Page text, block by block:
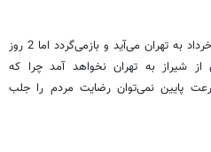
خرم تاکید کرد: «هر چند این قطار 14 خرداد به تهران می‌آید و بازمی‌گردد اما 2 روز
شیراز به تهران نخواهد آمد چرا که
پایین نمی‌توان رضایت مردم را جلب